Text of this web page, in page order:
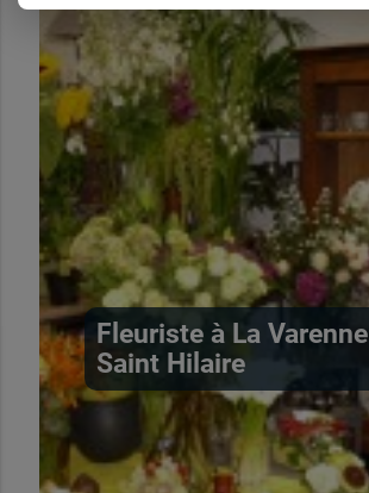
Fleuriste à La Varenne
Saint Hilaire